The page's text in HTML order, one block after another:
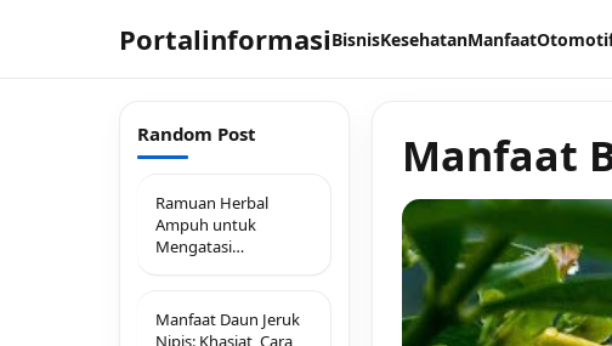
PortalinformasiBisnisKesehatanManfaat
Random Post
Ramuan Herbal
Ampuh untuk
Mengatasi
secara Alami
Manfaat Daun Jeruk
Nipis: Khasiat, Cara
Manfaat